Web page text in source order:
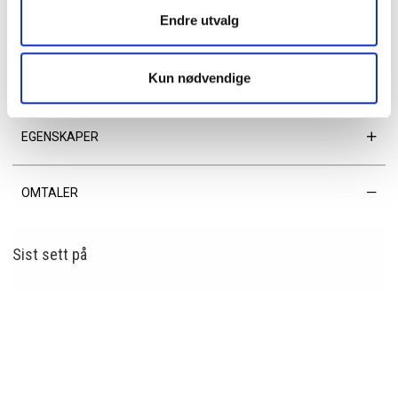
Endre utvalg
Kun nødvendige
• Justerbar og avtakbar skulderrem: 47–77 cm
• Innvendig: midtrom med glidelås, sedelfack og 13 kortlommer
EGENSKAPER
OMTALER
Sist sett på